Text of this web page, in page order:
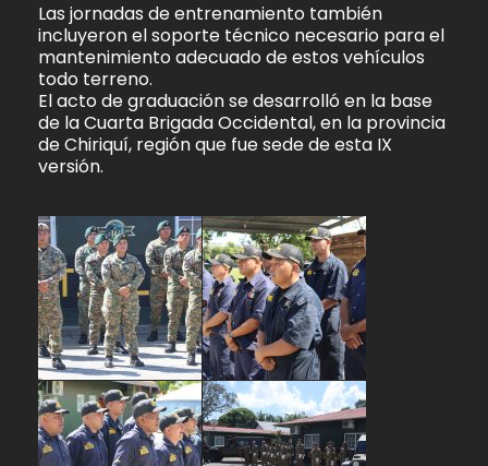
Las jornadas de entrenamiento también
incluyeron el soporte técnico necesario para el
mantenimiento adecuado de estos vehículos
todo terreno.
El acto de graduación se desarrolló en la base
de la Cuarta Brigada Occidental, en la provincia
de Chiriquí, región que fue sede de esta IX
versión.